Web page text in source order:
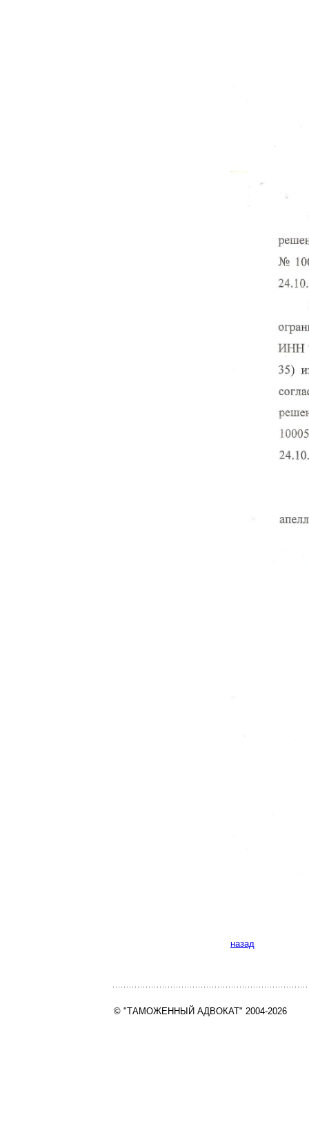
назад
© "ТАМОЖЕННЫЙ АДВОКАТ" 2004-2026